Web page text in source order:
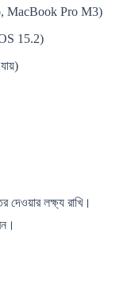
MacBook Pro M3)
15.2)
লক্ষ্য রাখি।